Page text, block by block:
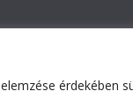
érdekében